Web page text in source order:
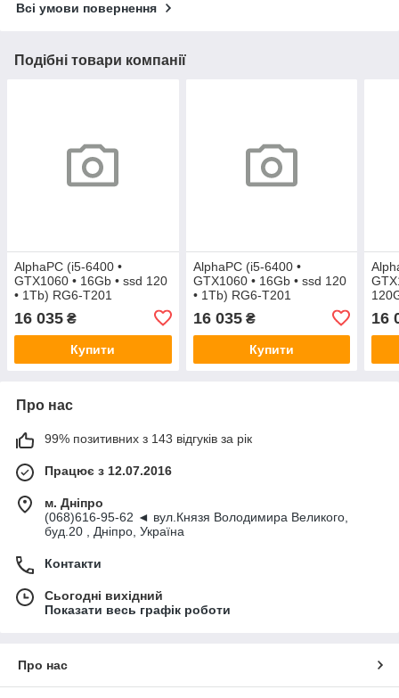
Всі умови повернення
Подібні товари компанії
AlphaPC (i5-6400 •
GTX1060 • 16Gb • ssd 120
• 1Tb) RG6-T201
16 035 ₴
Купити
AlphaPC (i5-6400 •
GTX1060 • 16Gb • ssd 120
• 1Tb) RG6-T201
16 035₴
Купити
16
Про нас
99% позитивних з 143 відгуків за рік
Працює з 12.07.2016
м. Дніпро
(068)616-95-62 ◄ вул.Князя Володимира Великого,
буд.20 , Дніпро, Україна
Контакти
Сьогодні вихідний
Показати весь графік роботи
Про нас